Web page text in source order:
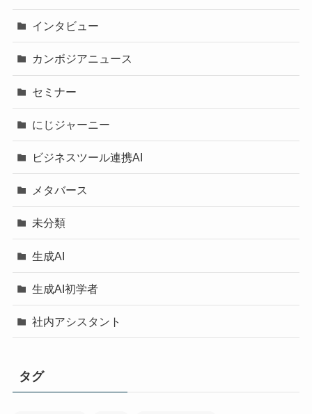
インタビュー
カンボジアニュース
セミナー
にじジャーニー
ビジネスツール連携AI
メタバース
未分類
生成AI
生成AI初学者
社内アシスタント
タグ